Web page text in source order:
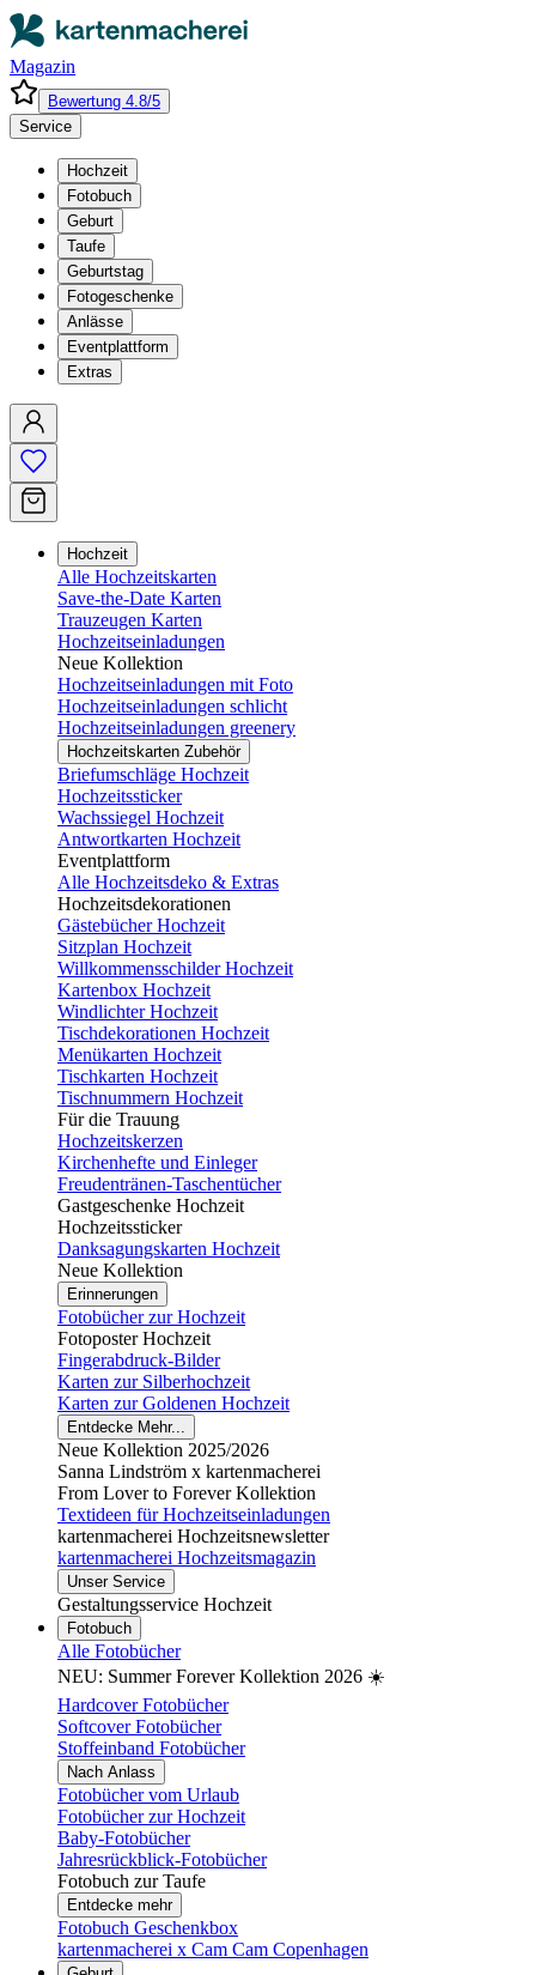
Magazin
Bewertung 4.8/5
Service
Hochzeit
Fotobuch
Geburt
Taufe
Geburtstag
Fotogeschenke
Anlässe
Eventplattform
Extras
Hochzeit
Alle Hochzeitskarten
Save-the-Date Karten
Trauzeugen Karten
Hochzeitseinladungen
Neue Kollektion
Hochzeitseinladungen mit Foto
Hochzeitseinladungen schlicht
Hochzeitseinladungen greenery
Hochzeitskarten Zubehör
Briefumschläge Hochzeit
Hochzeitssticker
Wachssiegel Hochzeit
Antwortkarten Hochzeit
Eventplattform
Alle Hochzeitsdeko & Extras
Hochzeitsdekorationen
Gästebücher Hochzeit
Sitzplan Hochzeit
Willkommensschilder Hochzeit
Kartenbox Hochzeit
Windlichter Hochzeit
Tischdekorationen Hochzeit
Menükarten Hochzeit
Tischkarten Hochzeit
Tischnummern Hochzeit
Für die Trauung
Hochzeitskerzen
Kirchenhefte und Einleger
Freudentränen-Taschentücher
Gastgeschenke Hochzeit
Hochzeitssticker
Danksagungskarten Hochzeit
Neue Kollektion
Erinnerungen
Fotobücher zur Hochzeit
Fotoposter Hochzeit
Fingerabdruck-Bilder
Karten zur Silberhochzeit
Karten zur Goldenen Hochzeit
Entdecke Mehr...
Neue Kollektion 2025/2026
Sanna Lindström x kartenmacherei
From Lover to Forever Kollektion
Textideen für Hochzeitseinladungen
kartenmacherei Hochzeitsnewsletter
kartenmacherei Hochzeitsmagazin
Unser Service
Gestaltungsservice Hochzeit
Fotobuch
Alle Fotobücher
NEU: Summer Forever Kollektion 2026 ☀️
Hardcover Fotobücher
Softcover Fotobücher
Stoffeinband Fotobücher
Nach Anlass
Fotobücher vom Urlaub
Fotobücher zur Hochzeit
Baby-Fotobücher
Jahresrückblick-Fotobücher
Fotobuch zur Taufe
Entdecke mehr
Fotobuch Geschenkbox
kartenmacherei x Cam Cam Copenhagen